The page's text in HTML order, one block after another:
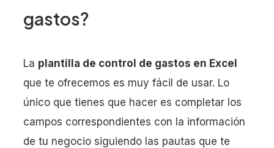
gastos?
La plantilla de control de gastos en Excel
que te ofrecemos es muy fácil de usar. Lo
único que tienes que hacer es completar los
campos correspondientes con la información
de tu negocio siguiendo las pautas que te